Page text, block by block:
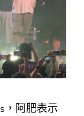
，阿肥表示